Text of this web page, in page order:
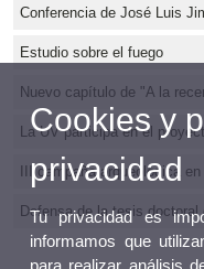
Conferencia de José Luis
Estudio sobre el fuego
Nuevo capítulo de "A la
La UV participa en el
III campaña arqueológica
Defensa de la tesis
Cookies y
privacidad
Tu privacidad es
informamos que
para realizar análisis